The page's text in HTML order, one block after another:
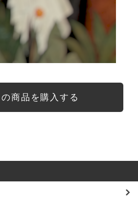
の商品を購入する